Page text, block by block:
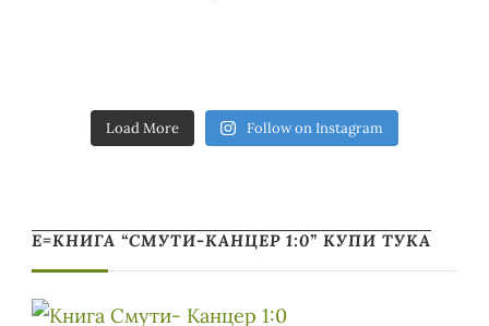
Load More Follow on Instagram
Е=КНИГА “СМУТИ-КАНЦЕР 1:0” КУПИ ТУКА